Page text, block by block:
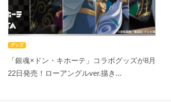
グッズ
「銀魂×ドン・キホーテ」コラボグッズが8月
22日発売！ローアングルver.描き...